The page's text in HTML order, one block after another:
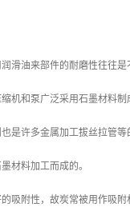
滑油来部件的耐磨性往往
机和泵广泛采用石墨材料
是许多金属加工拔丝拉管
材料加工而成的。
吸附性，故炭常被用作吸